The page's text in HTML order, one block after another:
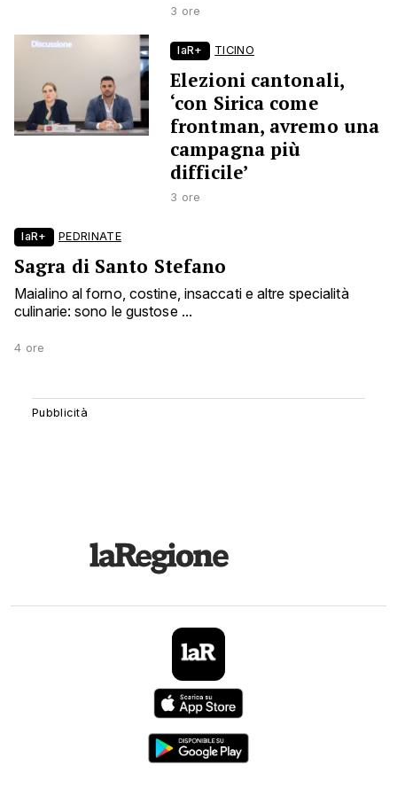
3 ore
laR+ TICINO
Elezioni cantonali,
‘con Sirica come
frontman, avremo una
campagna più
difficile’
3 ore
laR+ PEDRINATE
Sagra di Santo Stefano
Maialino al forno, costine, insaccati e altre specialità
culinarie: sono le gustose ...
4 ore